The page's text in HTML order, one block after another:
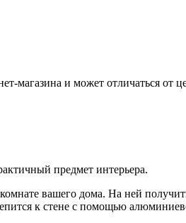
магазина и может отличаться от
предмет интерьера.
вашего дома. На ней
к стене с помощью